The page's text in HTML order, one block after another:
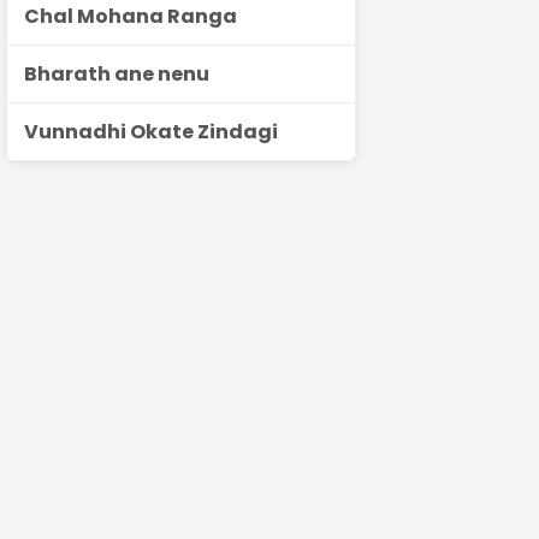
Chal Mohana Ranga
Bharath ane nenu
Vunnadhi Okate Zindagi